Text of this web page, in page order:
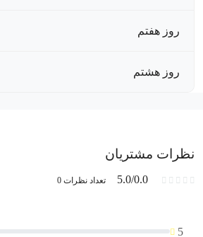
روز هفتم
روز هشتم
نظرات مشتریان
5.0/0.0 تعداد نظرات 0
5